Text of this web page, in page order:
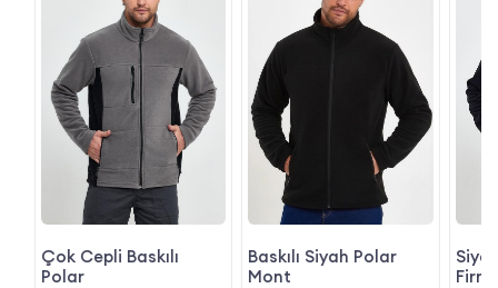
Çok Cepli Baskılı
Polar
Baskılı Siyah Polar
Mont